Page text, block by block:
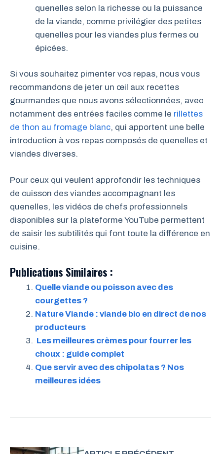
quenelles selon la richesse ou la puissance
de la viande, comme privilégier des petites
quenelles pour les viandes plus fermes ou
épicées.
Si vous souhaitez pimenter vos repas, nous vous
recommandons de jeter un œil aux recettes
gourmandes que nous avons sélectionnées, avec
notamment des entrées faciles comme le rillettes
de thon au fromage blanc, qui apportent une belle
introduction à vos repas composés de quenelles et
viandes diverses.
Pour ceux qui veulent approfondir les techniques
de cuisson des viandes accompagnant les
quenelles, les vidéos de chefs professionnels
disponibles sur la plateforme YouTube permettent
de saisir les subtilités qui font toute la différence en
cuisine.
Publications Similaires :
Quelle viande ou poisson avec des
courgettes ?
Nature Viande : viande bio en direct de nos
producteurs
Les meilleures crèmes pour fourrer les
choux : guide complet
Que servir avec des chipolatas ? Nos
meilleures idées